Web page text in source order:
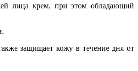
лица крем, при этом обладающий
защищает кожу в течение дня от